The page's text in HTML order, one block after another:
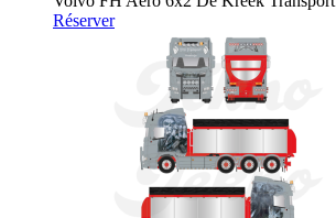
Réserver